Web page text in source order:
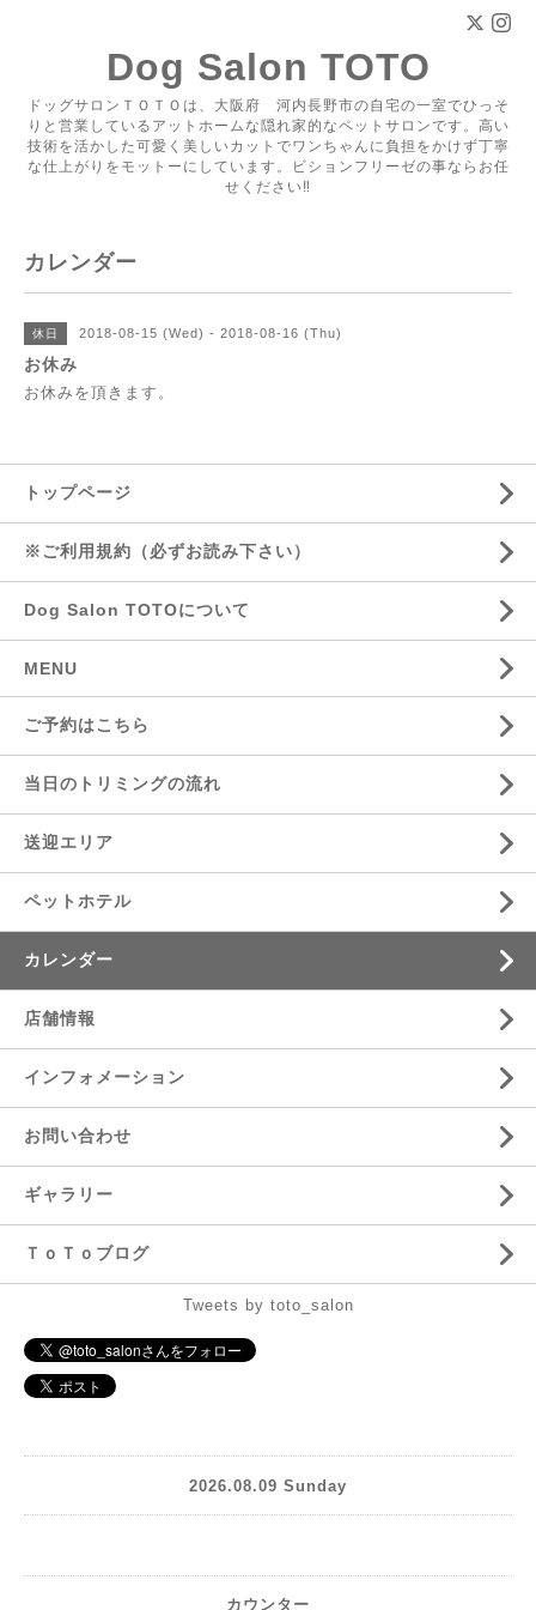
Dog Salon TOTO
ドッグサロンＴＯＴＯは、大阪府 河内長野市の自宅の一室でひっそ
りと営業しているアットホームな隠れ家的なペットサロンです。高い
技術を活かした可愛く美しいカットでワンちゃんに負担をかけず丁寧
な仕上がりをモットーにしています。ビションフリーゼの事ならお任
せください‼
カレンダー
休日 2018-08-15 (Wed) - 2018-08-16 (Thu)
お休み
お休みを頂きます。
トップページ
※ご利用規約（必ずお読み下さい）
Dog Salon TOTOについて
MENU
ご予約はこちら
当日のトリミングの流れ
送迎エリア
ペットホテル
カレンダー
店舗情報
インフォメーション
お問い合わせ
ギャラリー
ＴｏＴｏブログ
Tweets by toto_salon
2026.08.09 Sunday
カウンター